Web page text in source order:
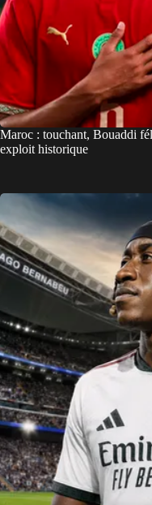
Maroc : touchant, Bouaddi
exploit historique